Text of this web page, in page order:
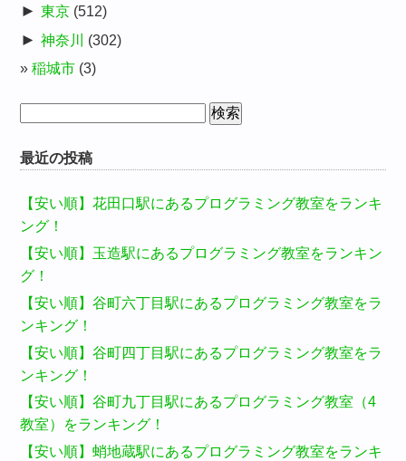
► 東京 (512)
► 神奈川
(302)
稲城市 (3)
最近の投稿
【安い順】花田口駅にあるプログラミング教室をランキ
ング！
【安い順】玉造駅にあるプログラミング教室をランキン
グ！
【安い順】谷町六丁目駅にあるプログラミング教室をラ
ンキング！
【安い順】谷町四丁目駅にあるプログラミング教室をラ
ンキング！
【安い順】谷町九丁目駅にあるプログラミング教室（4
教室）をランキング！
【安い順】蛸地蔵駅にあるプログラミング教室をランキ